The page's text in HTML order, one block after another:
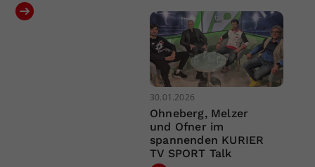
30.01.2026
Ohneberg, Melzer
und Ofner im
spannenden KURIER
TV SPORT Talk